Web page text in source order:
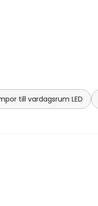
till vardagsrum LED